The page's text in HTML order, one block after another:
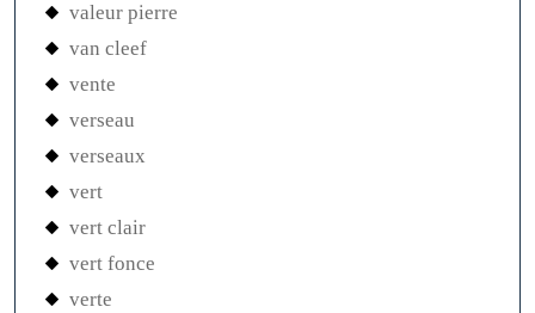
valeur pierre
van cleef
vente
verseau
verseaux
vert
vert clair
vert fonce
verte